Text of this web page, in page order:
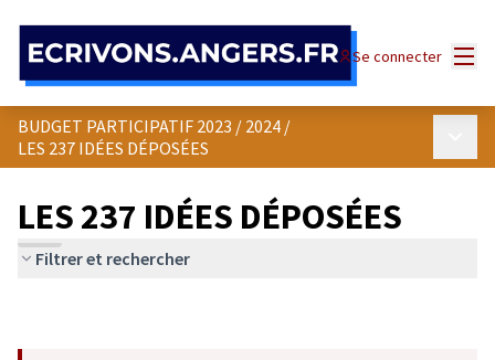
Se connecter
BUDGET PARTICIPATIF 2023 / 2024 /
LES 237 IDÉES DÉPOSÉES
LES 237 IDÉES DÉPOSÉES
Filtrer et rechercher